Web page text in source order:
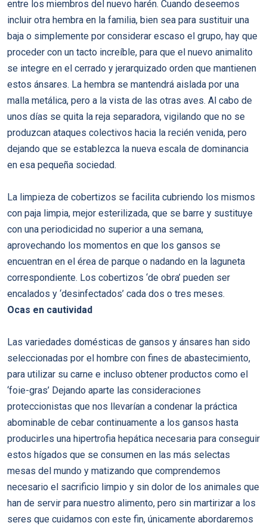
entre los miembros del nuevo harén. Cuando deseemos
incluir otra hembra en la familia, bien sea para sustituir una
baja o simplemente por considerar escaso el grupo, hay que
proceder con un tacto increíble, para que el nuevo animalito
se integre en el cerrado y jerarquizado orden que mantienen
estos ánsares. La hembra se mantendrá aislada por una
malla metálica, pero a la vista de las otras aves. Al cabo de
unos días se quita la reja separadora, vigilando que no se
produzcan ataques colectivos hacia la recién venida, pero
dejando que se establezca la nueva escala de dominancia
en esa pequeña sociedad.
La limpieza de cobertizos se facilita cubriendo los mismos
con paja limpia, mejor esterilizada, que se barre y sustituye
con una periodicidad no superior a una semana,
aprovechando los momentos en que los gansos se
encuentran en el érea de parque o nadando en la laguneta
correspondiente. Los cobertizos ‘de obra’ pueden ser
encalados y ‘desinfectados’ cada dos o tres meses.
Ocas en cautividad
Las variedades domésticas de gansos y ánsares han sido
seleccionadas por el hombre con fines de abastecimiento,
para utilizar su carne e incluso obtener productos como el
‘foie-gras’ Dejando aparte las consideraciones
proteccionistas que nos llevarían a condenar la práctica
abominable de cebar continuamente a los gansos hasta
producirles una hipertrofia hepática necesaria para conseguir
estos hígados que se consumen en las más selectas
mesas del mundo y matizando que comprendemos
necesario el sacrificio limpio y sin dolor de los animales que
han de servir para nuestro alimento, pero sin martirizar a los
seres que cuidamos con este fin, únicamente abordaremos